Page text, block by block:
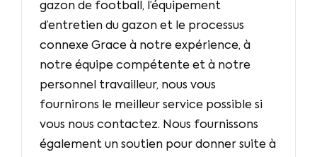
gazon de football, l’équipement
d’entretien du gazon et le processus
connexe Grace à notre expérience, à
notre équipe compétente et à notre
personnel travailleur, nous vous
fournirons le meilleur service possible si
vous nous contactez. Nous fournissons
également un soutien pour donner suite à